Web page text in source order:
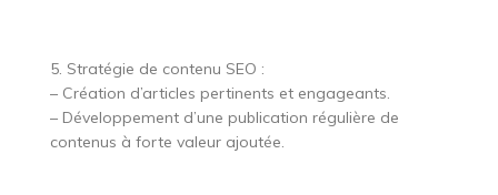
5. Stratégie de contenu SEO :
– Création d’articles pertinents et engageants.
– Développement d’une publication régulière de
contenus à forte valeur ajoutée.